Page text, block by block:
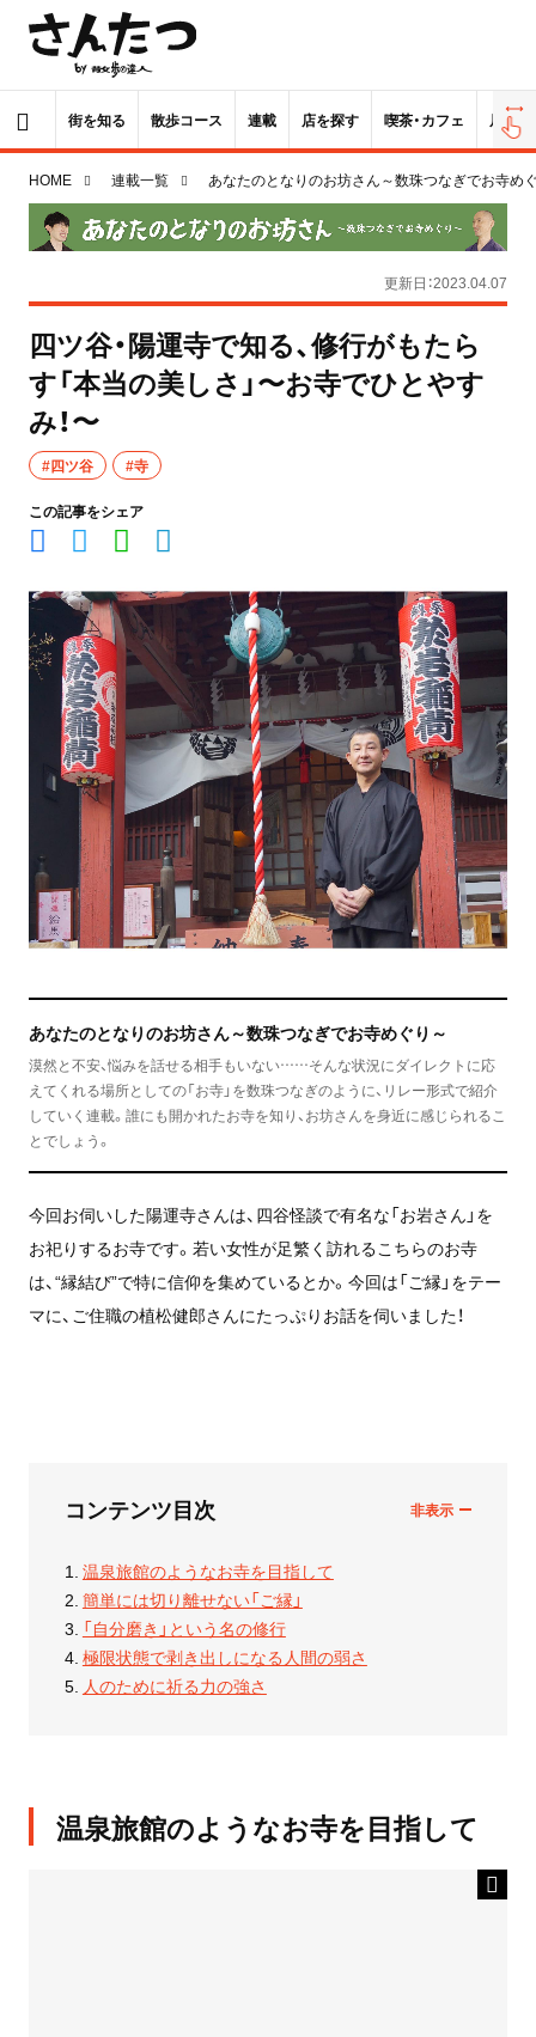
街を知る 散歩コース 連載 店を探す 喫茶・カフェ 居酒屋
HOME 連載一覧 あなたのとなりのお坊さん～数珠つなぎでお寺め
更新日：2023.04.07
四ツ谷・陽運寺で知る、修行がもたら
す「本当の美しさ」〜お寺でひとやす
み！〜
#四ツ谷 #寺
この記事をシェア
あなたのとなりのお坊さん～数珠つなぎでお寺めぐり～
漠然と不安、悩みを話せる相手もいない……そんな状況にダイレクトに応
えてくれる場所としての「お寺」を数珠つなぎのように、リレー形式で紹介
していく連載。誰にも開かれたお寺を知り、お坊さんを身近に感じられるこ
とでしょう。
今回お伺いした陽運寺さんは、四谷怪談で有名な「お岩さん」を
お祀りするお寺です。若い女性が足繁く訪れるこちらのお寺
は、“縁結び”で特に信仰を集めているとか。今回は「ご縁」をテー
マに、ご住職の植松健郎さんにたっぷりお話を伺いました！
コンテンツ目次
温泉旅館のようなお寺を目指して
簡単には切り離せない「ご縁」
「自分磨き」という名の修行
極限状態で剥き出しになる人間の弱さ
人のために祈る力の強さ
温泉旅館のようなお寺を目指して